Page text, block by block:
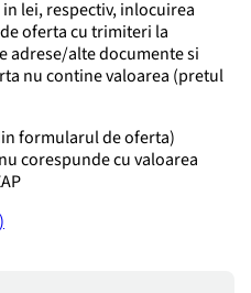
lei, respectiv, inlocuirea
oferta cu trimiteri la
adrese/alte documente si
nu contine valoarea (pretul
formularul de oferta)
corespunde cu valoarea